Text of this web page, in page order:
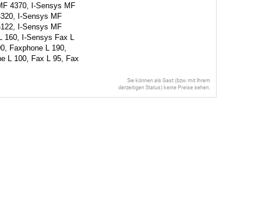
4370, I-Sensys MF
I-Sensys MF
I-Sensys MF
I-Sensys Fax L
Faxphone L 190,
L 100, Fax L 95, Fax
Sie können als Gast (bzw. mit Ihrem
derzeitigen Status) keine Preise sehen.